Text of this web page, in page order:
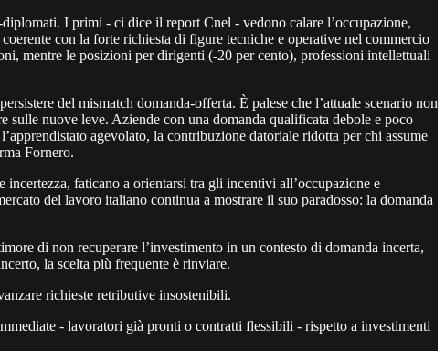
I primi - ci dice il report Cnel - vedono calare l’occupazione,
con la forte richiesta di figure tecniche e operative nel commercio
mentre le posizioni per dirigenti (-20 per cento), professioni intellettuali
del mismatch domanda-offerta. È palese che l’attuale scenario non
sulle nuove leve. Aziende con una domanda qualificata debole e poco
agevolato, la contribuzione datoriale ridotta per chi assume
Fornero.
faticano a orientarsi tra gli incentivi all’occupazione e
del lavoro italiano continua a mostrare il suo paradosso: la domanda
di non recuperare l’investimento in un contesto di domanda incerta,
la scelta più frequente è rinviare.
richieste retributive insostenibili.
- lavoratori già pronti o contratti flessibili - rispetto a investimenti